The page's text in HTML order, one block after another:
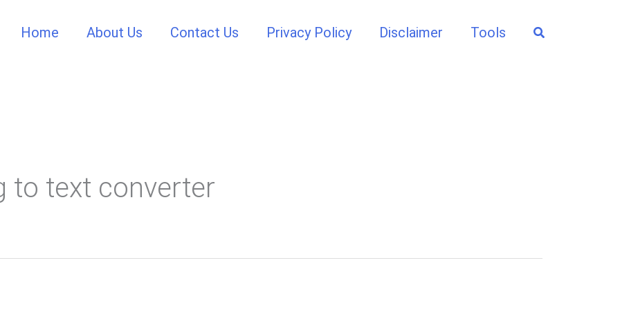
Home About Us Contact Us Privacy Policy Disclaimer Tools Search
to text converter